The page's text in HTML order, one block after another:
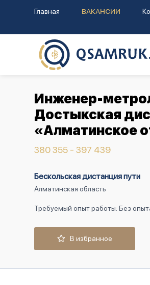
Главная ВАКАНСИИ
Инженер-
Достыкская
«Алматинское
380 355 - 397 439
Бескольская дистанция пути
Алматинская область
Требуемый опыт работы: Без
В избранное